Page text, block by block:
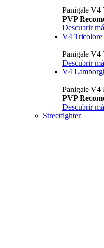
Panigale V4
PVP
Descubrir
V4 Tricolore
Panigale V4
Descubrir
V4
Panigale V4
PVP
Descubrir
Streetfighter